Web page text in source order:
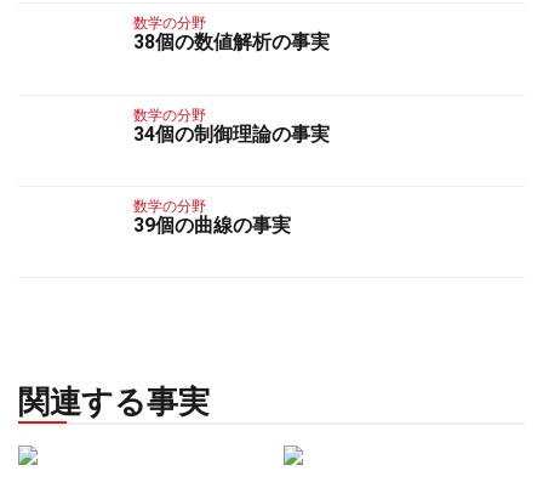
数学の分野
38個の数値解析の事実
数学の分野
34個の制御理論の事実
数学の分野
39個の曲線の事実
関連する事実